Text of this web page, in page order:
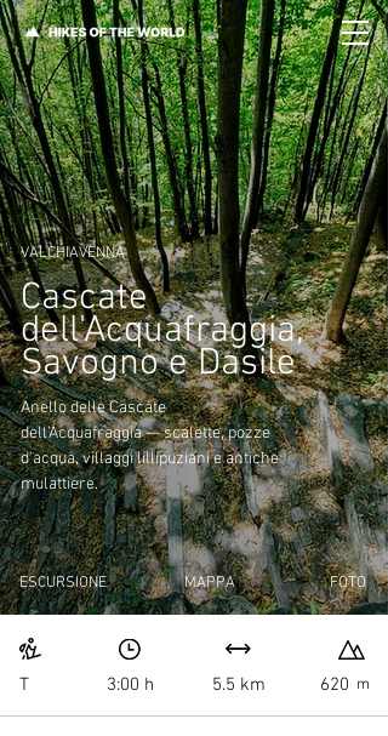
VALCHIAVENNA
Cascate
dell'Acquafraggia,
Savogno e Dasile
Anello delle Cascate
dell'Acquafraggia — scalette, pozze
d'acqua, villaggi lillipuziani e antiche
mulattiere.
ESCURSIONE MAPPA FOTO
T 3:00 h 5.5 km 620 m